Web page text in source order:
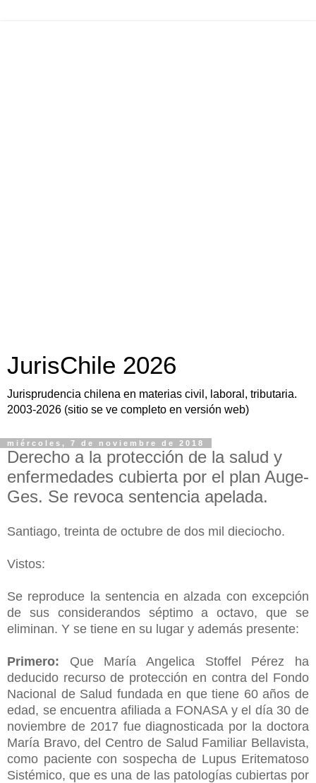
JurisChile 2026
Jurisprudencia chilena en materias civil, laboral, tributaria.
2003-2026 (sitio se ve completo en versión web)
miércoles, 7 de noviembre de 2018
Derecho a la protección de la salud y
enfermedades cubierta por el plan Auge-
Ges. Se revoca sentencia apelada.
Santiago, treinta de octubre de dos mil dieciocho.
Vistos:
Se reproduce la sentencia en alzada con excepción
de sus considerandos séptimo a octavo, que se
eliminan. Y se tiene en su lugar y además presente:
Primero: Que María Angelica Stoffel Pérez ha
deducido recurso de protección en contra del Fondo
Nacional de Salud fundada en que tiene 60 años de
edad, se encuentra afiliada a FONASA y el día 30 de
noviembre de 2017 fue diagnosticada por la doctora
María Bravo, del Centro de Salud Familiar Bellavista,
como paciente con sospecha de Lupus Eritematoso
Sistémico, que es una de las patologías cubiertas por